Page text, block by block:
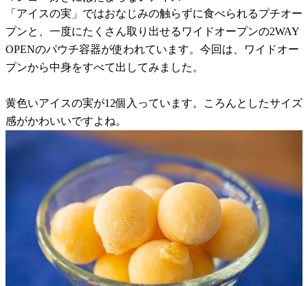
「アイスの実」ではおなじみの触らずに食べられるプチオー
プンと、一度にたくさん取り出せるワイドオープンの2WAY
OPENのパウチ容器が使われています。今回は、ワイドオー
プンから中身をすべて出してみました。
黄色いアイスの実が12個入っています。ころんとしたサイズ
感がかわいいですよね。